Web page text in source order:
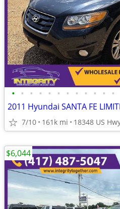
• • • • • • • • • • • •
2011 Hyundai SANTA FE
7/10 161k mi 18348 US
$6,044